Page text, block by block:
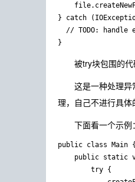
} catch
// TODO: handle
被try块包围的代码
这是一种处理异常
理，自己不进行具
下面看一个示例：
public class Main {